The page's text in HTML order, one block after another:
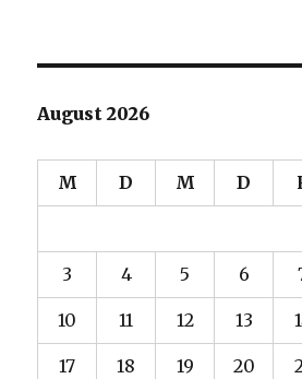
August 2026
M D M D
3 4 5 6
10 11 12 13
17 18 19 20